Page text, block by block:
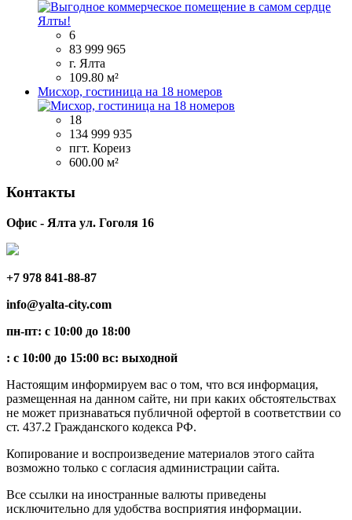
6
83 999 965
г. Ялта
109.80 м²
Мисхор, гостиница на 18 номеров
18
134 999 935
пгт. Кореиз
600.00 м²
Контакты
Офис - Ялта ул. Гоголя 16
+7 978 841-88-87
info@yalta-city.com
пн-пт: с 10:00 до 18:00
: с 10:00 до 15:00 вс: выходной
Настоящим информируем вас о том, что вся информация,
размещенная на данном сайте, ни при каких обстоятельствах
не может признаваться публичной офертой в соответствии со
ст. 437.2 Гражданского кодекса РФ.
Копирование и воспроизведение материалов этого сайта
возможно только с согласия администрации сайта.
Все ссылки на иностранные валюты приведены
исключительно для удобства восприятия информации.